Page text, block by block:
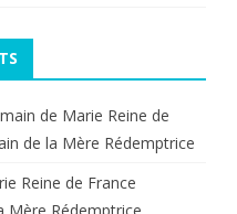
de Marie Reine de
de la Mère Rédemptrice
Reine de France